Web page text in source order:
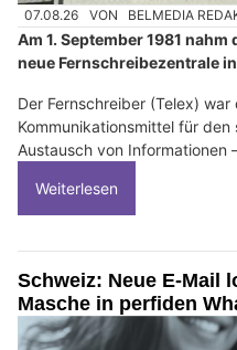
07.08.26 VON BELMEDIA
Am 1. September 1981
neue Fernschreibezentrale
Der Fernschreiber (Telex)
Kommunikationsmittel für
Austausch von Informationen
Weiterlesen
Schweiz: Neue E-Mail
Masche in perfiden